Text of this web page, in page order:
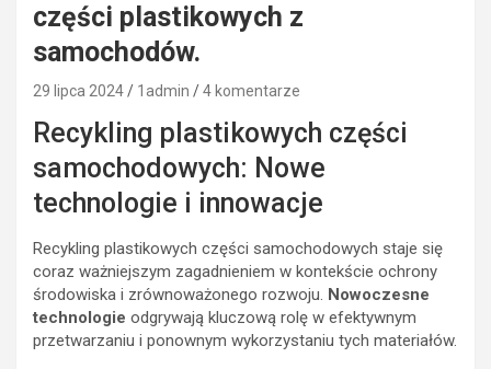
części plastikowych z
samochodów.
29 lipca 2024 1admin 4 komentarze
Recykling plastikowych części
samochodowych: Nowe
technologie i innowacje
Recykling plastikowych części samochodowych staje się
coraz ważniejszym zagadnieniem w kontekście ochrony
środowiska i zrównoważonego rozwoju. Nowoczesne
technologie odgrywają kluczową rolę w efektywnym
przetwarzaniu i ponownym wykorzystaniu tych materiałów.